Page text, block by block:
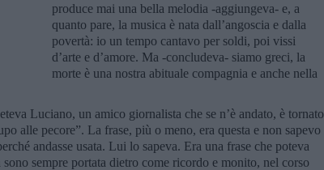
produce mai una bella melodia -aggiungeva- e, a
quanto pare, la musica è nata dall’angoscia e dalla
povertà: io un tempo cantavo per soldi, poi vissi
d’arte e d’amore. Ma -concludeva- siamo greci, la
morte è una nostra abituale compagnia e anche nella
Luciano, un amico giornalista che se n’è andato, è tornato
alle pecore”. La frase, più o meno, era questa e non sapevo
andasse usata. Lui lo sapeva. Era una frase che poteva
sempre portata dietro come ricordo e monito, nel corso